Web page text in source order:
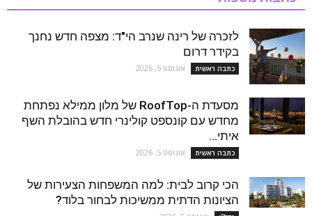
לזכרה של רינה שנרב הי"ד: מצפה חדש נחנך
בקידר דרום
כתבה ראשית אוגוסט 5, 2026
מסעדת ה-RoofTop של מלון ממילא נפתחת
מחדש עם קונספט קולינרי חדש בהובלת השף
איתי...
כתבה ראשית אוגוסט 5, 2026
הכי קרוב לבית: למה המשפחות הצעירות של
הציונות הדתית ממשיכות לבחור בלוד?